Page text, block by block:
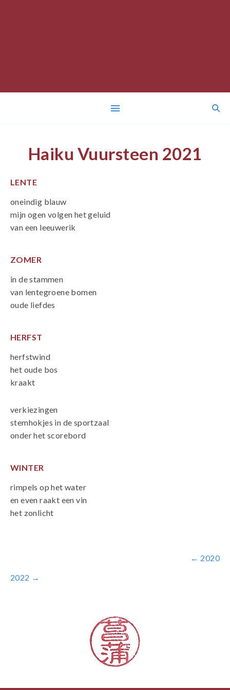
Haiku Vuursteen 2021
LENTE
oneindig blauw
mijn ogen volgen het geluid
van een leeuwerik
ZOMER
in de stammen
van lentegroene bomen
oude liefdes
HERFST
herfstwind
het oude bos
kraakt
verkiezingen
stemhokjes in de sportzaal
onder het scorebord
WINTER
rimpels op het water
en even raakt een vin
het zonlicht
← 2020
2022 →